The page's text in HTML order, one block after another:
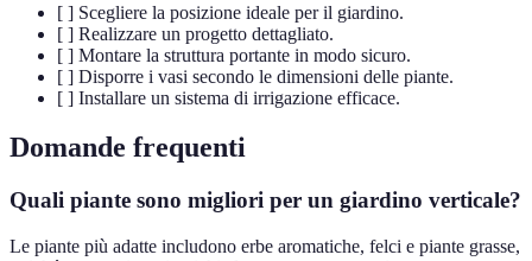
[ ] Scegliere la posizione ideale per il giardino.
[ ] Realizzare un progetto dettagliato.
[ ] Montare la struttura portante in modo sicuro.
[ ] Disporre i vasi secondo le dimensioni delle piante.
[ ] Installare un sistema di irrigazione efficace.
Domande frequenti
Quali piante sono migliori per un giardino verticale?
Le piante più adatte includono erbe aromatiche, felci e piante grasse,